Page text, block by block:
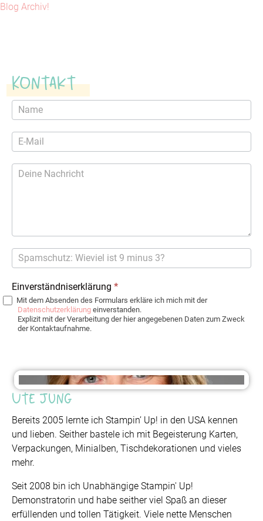
Blog Archiv!
Kontakt
Kontaktformular
Einverständniserklärung *
Mit dem Absenden des Formulars erkläre ich mich mit der
Datenschutzerklärung einverstanden.
Explizit mit der Verarbeitung der hier angegebenen Daten zum Zweck
der Kontaktaufnahme.
Ute Jung
Bereits 2005 lernte ich Stampin’ Up! in den USA kennen
und lieben. Seither bastele ich mit Begeisterung Karten,
Verpackungen, Minialben, Tischdekorationen und vieles
mehr.
Seit 2008 bin ich Unabhängige Stampin' Up!
Demonstratorin und habe seither viel Spaß an dieser
erfüllenden und tollen Tätigkeit. Viele nette Menschen